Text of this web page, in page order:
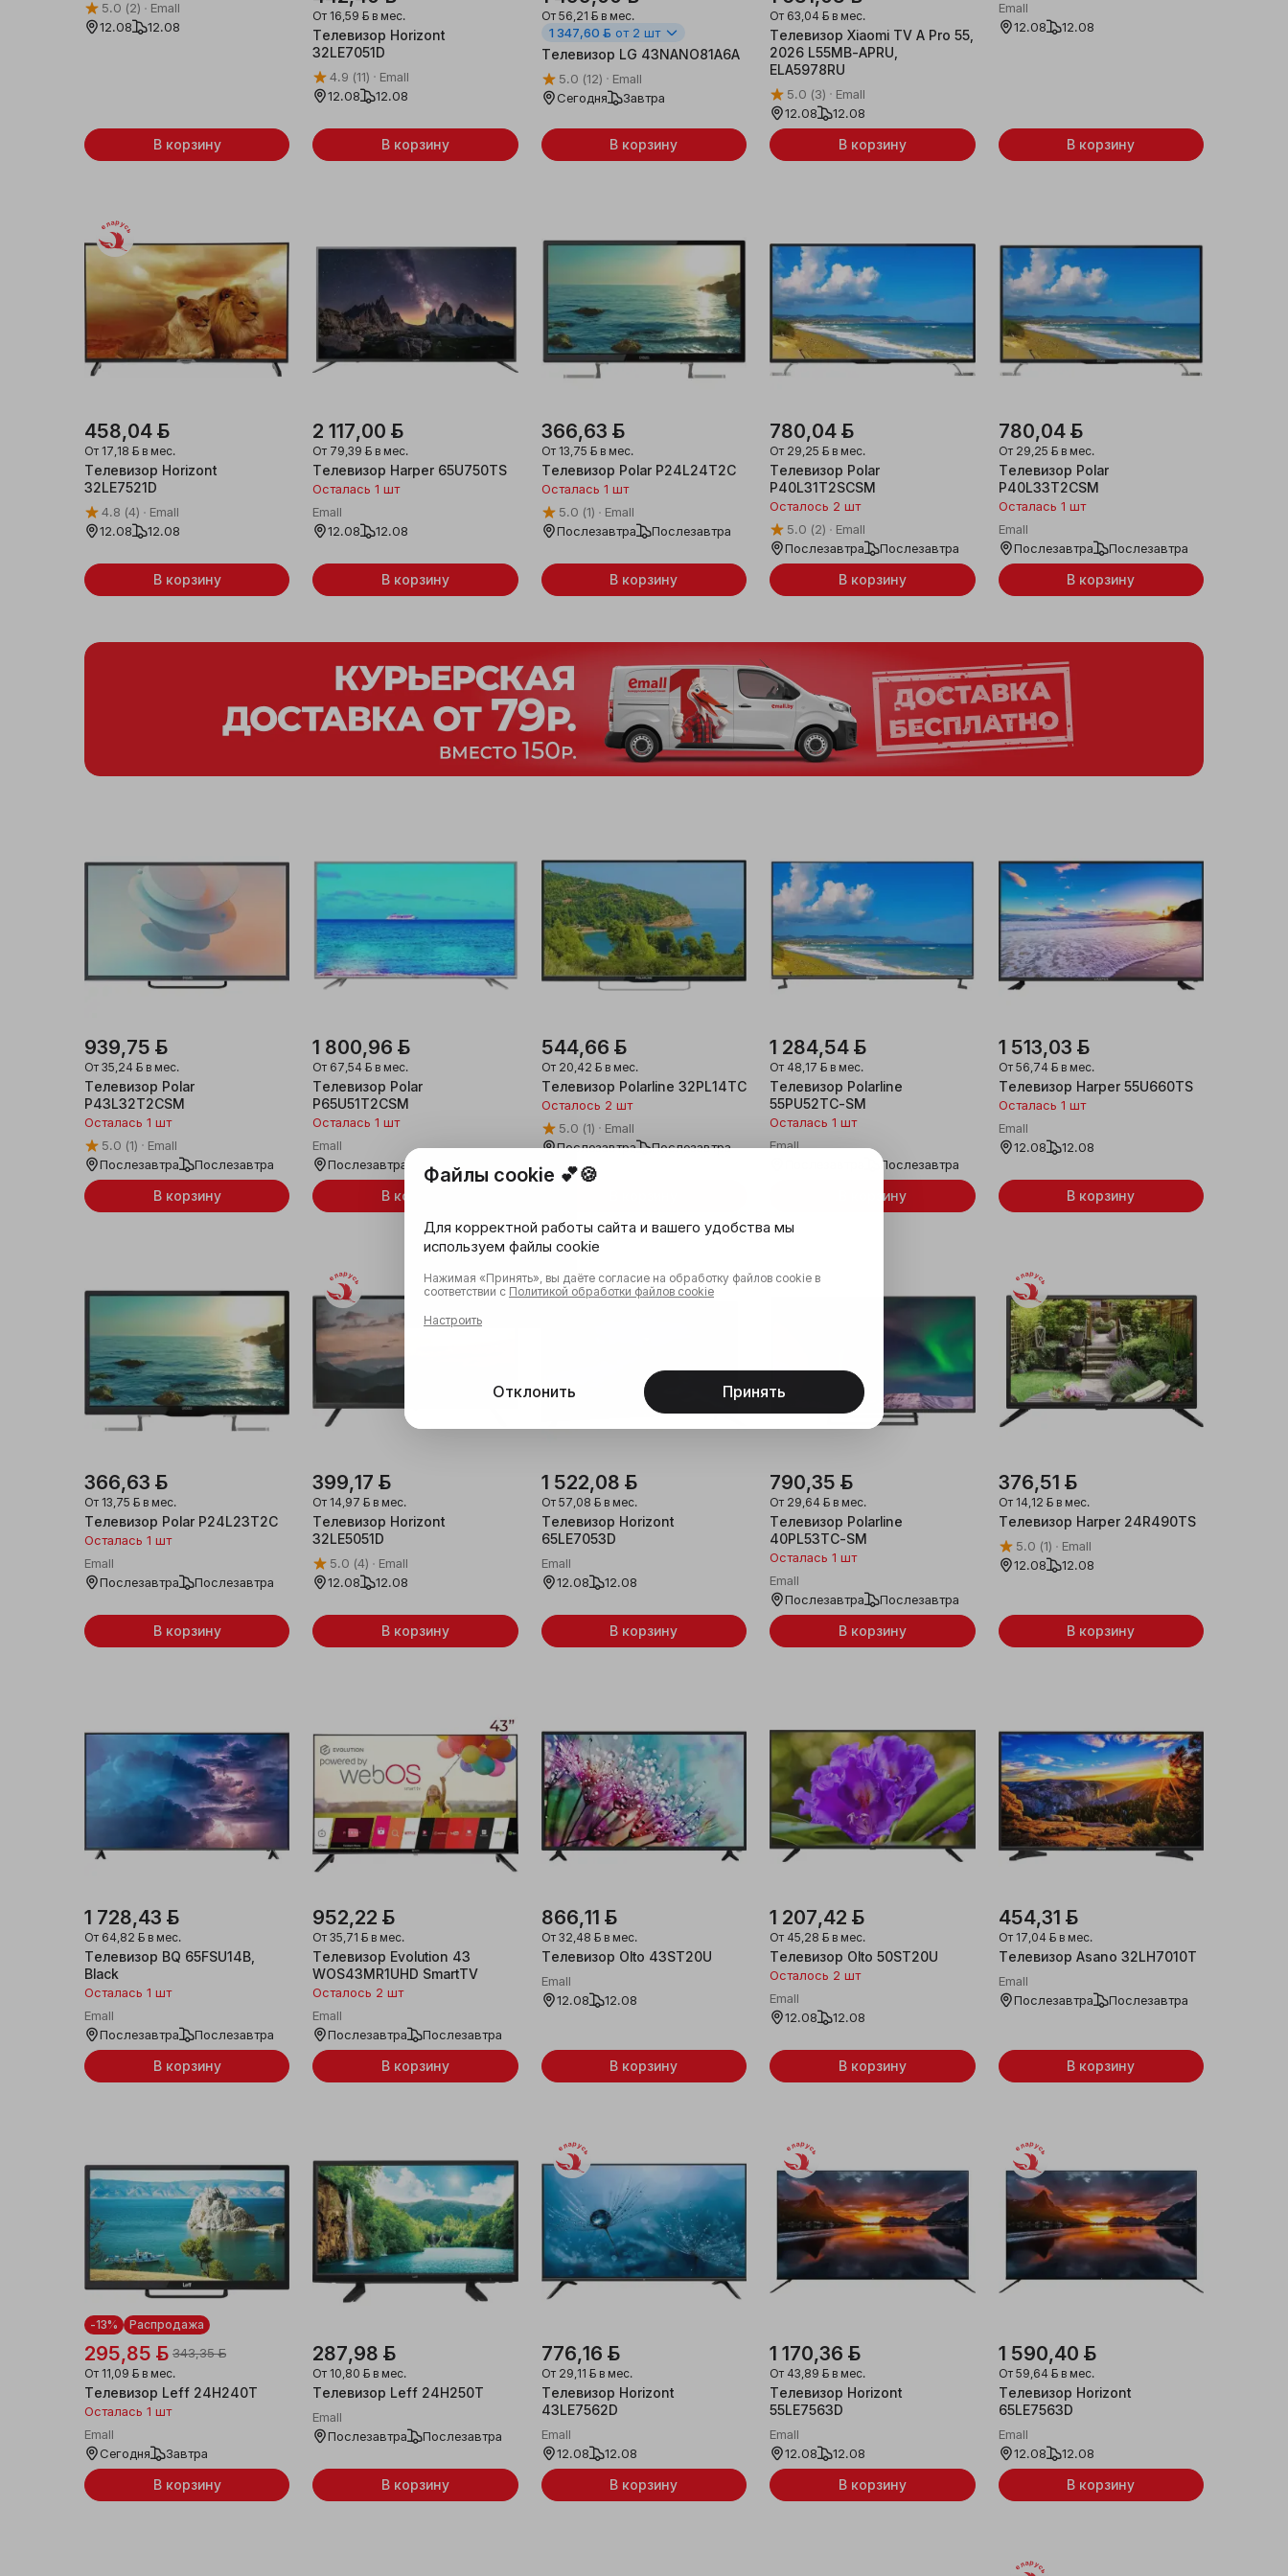
Женская одежда и
Детская одежда
Галантерея и
аксессуары
Товары для праздника
Уцененные товары
5.0 (2)
Emall
12.08
12.08
В корзину
От16,59 ƃ в мес.
Телевизор Horizont
32LE7051D
4.9 (11)
Emall
12.08
12.08
В корзину
От 56,21 ƃв мес.
1 347,60 ƃ от 2 шт
Телевизор LG 43NANO81A6A
5.0 (12)
Emall
Сегодня
Завтра
В корзину
От 63,04 ƃ в мес.
Телевизор Xiaomi TV A Pro 55,
2026 L55MB-APRU,
ELA5978RU
5.0 (3)
Emall
12.08
12.08
В корзину
Emall
12.08
12.08
В корзину
Беларусь
458,04 ƃ
От 17,18 ƃ в мес.
Телевизор Horizont
32LE7521D
4.8 (4)
Emall
12.08
12.08
В корзину
2 117,00 ƃ
От 79,39 ƃ в мес.
Телевизор Harper 65U750TS
Осталась 1 шт
Emall
12.08
12.08
В корзину
366,63 ƃ
От 13,75 ƃв мес.
Телевизор Polar P24L24T2C
Осталась 1 шт
5.0 (1)
Emall
Послезавтра
Послезавтра
В корзину
780,04 ƃ
От 29,25 ƃ в мес.
Телевизор Polar
P40L31T2SCSM
Осталось 2 шт
5.0 (2)
Emall
Послезавтра
Послезавтра
В корзину
780,04 ƃ
От 29,25 ƃв мес.
Телевизор Polar
P40L33T2CSM
Осталась 1 шт
Emall
Послезавтра
Послезавтра
В корзину
939,75 ƃ
От 35,24 ƃ в мес.
Телевизор Polar
P43L32T2CSM
Осталась 1 шт
5.0 (1)
Emall
Послезавтра
Послезавтра
В корзину
1 800,96 ƃ
От 67,54 ƃ в мес.
Телевизор Polar
P65U51T2CSM
Осталась 1 шт
Emall
Послезавтра
Послезавтра
В корзину
544,66 ƃ
От 20,42 ƃв мес.
Телевизор Polarline 32PL14TC
Осталось 2 шт
5.0 (1)
Emall
Послезавтра
Послезавтра
1 284,54 ƃ
От 48,17 ƃ в мес.
Телевизор Polarline
55PU52TC-SM
Осталась 1 шт
Emall
Послезавтра
В корзину
1 513,03 ƃ
От 56,74 ƃв мес.
Телевизор Harper 55U660TS
Осталась 1 шт
Emall
12.08
12.08
В корзину
366,63 ƃ
От 13,75 ƃ в мес.
Телевизор Polar P24L23T2C
Осталась 1 шт
Emall
Послезавтра
Послезавтра
В корзину
Беларусь
399,17 ƃ
От14,97 ƃ в мес.
Телевизор Horizont
32LE5051D
5.0 (4)
Emall
12.08
12.08
В корзину
1 522,08 ƃ
От 57,08 ƃв мес.
Телевизор Horizont
65LE7053D
Emall
12.08
12.08
В корзину
790,35 ƃ
От 29,64 ƃ в мес.
Телевизор Polarline
40PL53TC-SM
Осталась 1 шт
Emall
Послезавтра
Послезавтра
В корзину
Беларусь
376,51 ƃ
От 14,12 ƃв мес.
Телевизор Harper 24R490TS
5.0 (1)
Emall
12.08
12.08
В корзину
1 728,43 ƃ
От 64,82 ƃ в мес.
Телевизор BQ 65FSU14B,
Black
Осталась 1 шт
Emall
Послезавтра
Послезавтра
В корзину
952,22 ƃ
От35,71 ƃ в мес.
Телевизор Evolution 43
WOS43MR1UHD SmartTV
Осталось 2 шт
Emall
Послезавтра
Послезавтра
В корзину
866,11 ƃ
От 32,48 ƃв мес.
Телевизор Olto 43ST20U
Emall
12.08
12.08
В корзину
1 207,42 ƃ
От 45,28 ƃ в мес.
Телевизор Olto 50ST20U
Осталось 2 шт
Emall
12.08
12.08
В корзину
454,31 ƃ
От 17,04 ƃв мес.
Телевизор Asano 32LH7010T
Emall
Послезавтра
Послезавтра
В корзину
Распродажа
-13%
295,85 ƃ 343,35 ƃ
От 11,09 ƃ в мес.
Телевизор Leff 24H240T
Осталась 1 шт
Emall
Сегодня
Завтра
В корзину
287,98 ƃ
От10,80 ƃ в мес.
Телевизор Leff 24H250T
Emall
Послезавтра
Послезавтра
В корзину
Беларусь
776,16 ƃ
От 29,11 ƃв мес.
Телевизор Horizont
43LE7562D
Emall
12.08
12.08
В корзину
Беларусь
1 170,36 ƃ
От 43,89 ƃ в мес.
Телевизор Horizont
55LE7563D
Emall
12.08
12.08
В корзину
Беларусь
1 590,40 ƃ
От 59,64 ƃв мес.
Телевизор Horizont
65LE7563D
Emall
12.08
12.08
В корзину
Беларусь
Файлы cookie 💕🍪
Для корректной работы сайта и вашего удобства мы
используем файлы cookie
Нажимая «Принять», вы даёте согласие на обработку файлов cookie в
соответствии с Политикой обработки файлов cookie
Настроить
Отклонить Принять